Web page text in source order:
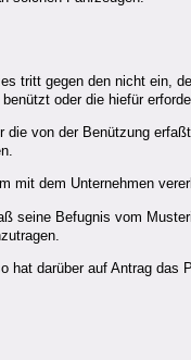
tritt gegen den nicht ein,
oder die hiefür
die von der Benützung
mit dem Unternehmen
seine Befugnis vom
hat darüber auf Antrag